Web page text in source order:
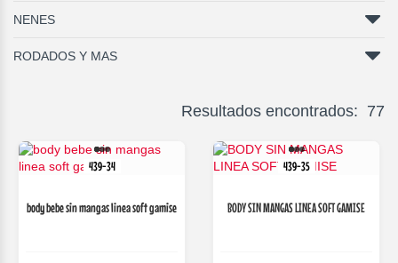
NENES
RODADOS Y MAS
Resultados encontrados: 77
439-34
body bebe sin mangas linea soft gamise
439-35
BODY SIN MANGAS LINEA SOFT GAMISE